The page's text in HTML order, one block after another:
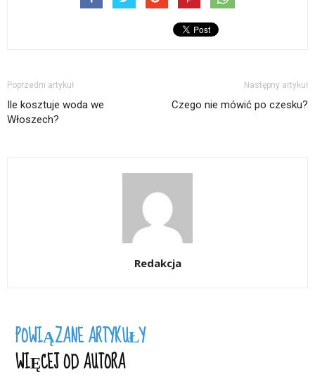
Poprzedni artykuł
Ile kosztuje woda we
Włoszech?
Następny artykuł
Czego nie mówić po czesku?
Redakcja
POWIĄZANE ARTYKUŁY
WIĘCEJ OD AUTORA